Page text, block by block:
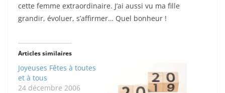
cette femme extraordinaire. J’ai aussi vu ma fille
grandir, évoluer, s’affirmer… Quel bonheur !
Articles similaires
Joyeuses Fêtes à toutes
et à tous
24 décembre 2006